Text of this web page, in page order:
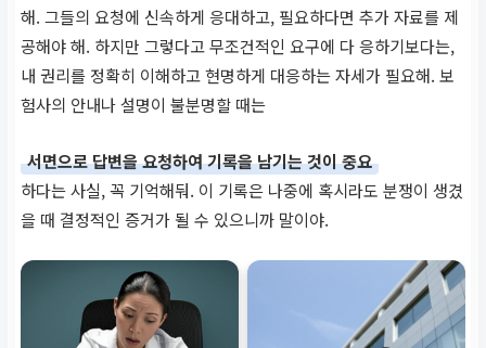
해. 그들의 요청에 신속하게 응대하고, 필요하다면 추가 자료를 제
공해야 해. 하지만 그렇다고 무조건적인 요구에 다 응하기보다는,
내 권리를 정확히 이해하고 현명하게 대응하는 자세가 필요해. 보
험사의 안내나 설명이 불분명할 때는
서면으로 답변을 요청하여 기록을 남기는 것이 중요
하다는 사실, 꼭 기억해둬. 이 기록은 나중에 혹시라도 분쟁이 생겼
을 때 결정적인 증거가 될 수 있으니까 말이야.